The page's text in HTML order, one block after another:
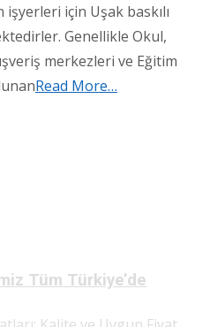
için Uşak baskılı
Genellikle Okul,
merkezleri ve Eğitim
Read More…
Tüm Türkiye’de